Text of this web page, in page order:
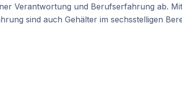
Verantwortung und Berufserfahrung ab.
sind auch Gehälter im sechsstelligen